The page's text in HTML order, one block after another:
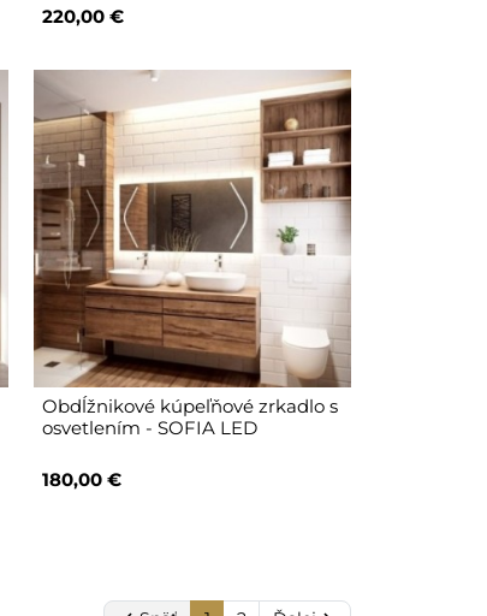
220,00 €
Obdĺžnikové kúpeľňové zrkadlo s
osvetlením - SOFIA LED
180,00 €